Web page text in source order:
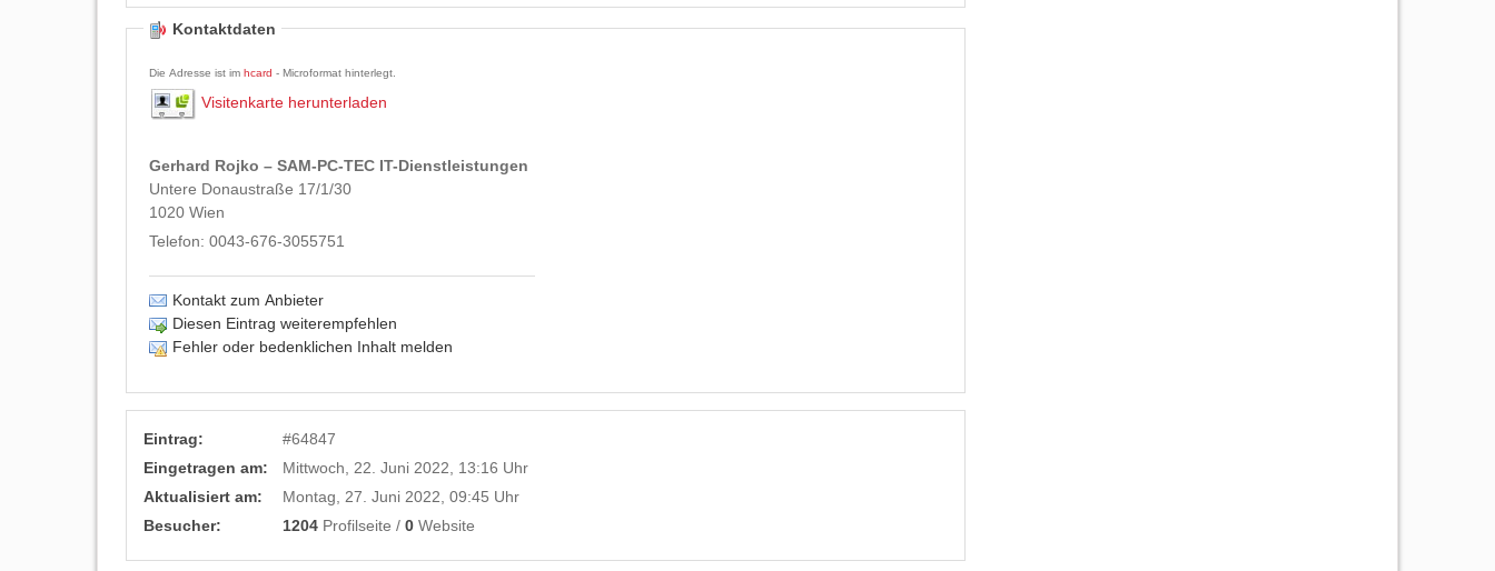
Kontaktdaten
Die Adresse ist im hcard - Microformat hinterlegt.
Visitenkarte herunterladen
Gerhard Rojko – SAM-PC-TEC IT-Dienstleistungen
Untere Donaustraße 17/1/30
1020 Wien
Telefon: 0043-676-3055751
Kontakt zum Anbieter
Diesen Eintrag weiterempfehlen
Fehler oder bedenklichen Inhalt melden
Eintrag: #64847
Eingetragen am:
Mittwoch, 22. Juni 2022, 13:16 Uhr
Aktualisiert am:
Montag, 27. Juni 2022, 09:45 Uhr
Besucher:
1204 Profilseite / 0 Website